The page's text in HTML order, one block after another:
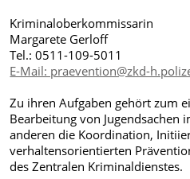
Kriminaloberkommissarin
Margarete Gerloff
Tel.: 0511-109-5011
E-Mail: praevention@zkd-
Zu ihren Aufgaben gehört zum
Bearbeitung von
anderen die Koordination,
verhaltensorientierten
des Zentralen Kriminaldienstes.